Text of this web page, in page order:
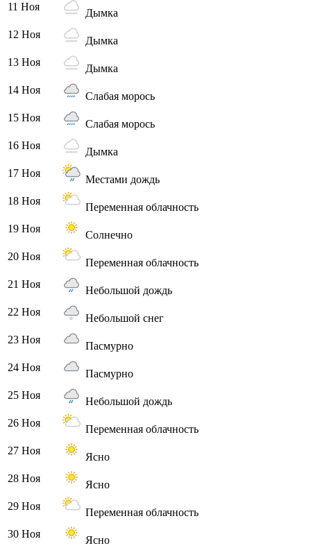
11 Ноя
Дымка
12 Ноя
Дымка
13 Ноя
Дымка
14 Ноя
Слабая морось
15 Ноя
Слабая морось
16 Ноя
Дымка
17 Ноя
Местами дождь
18 Ноя
Переменная облачность
19 Ноя
Солнечно
20 Ноя
Переменная облачность
21 Ноя
Небольшой дождь
22 Ноя
Небольшой снег
23 Ноя
Пасмурно
24 Ноя
Пасмурно
25 Ноя
Небольшой дождь
26 Ноя
Переменная облачность
27 Ноя
Ясно
28 Ноя
Ясно
29 Ноя
Переменная облачность
30 Ноя
Ясно